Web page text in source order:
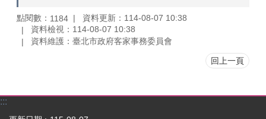
點閱數： 1184
資料更新：114-08-07 10:38
資料檢視：114-08-07 10:38
資料維護：臺北市政府客家事務委員會
回上一頁
:::